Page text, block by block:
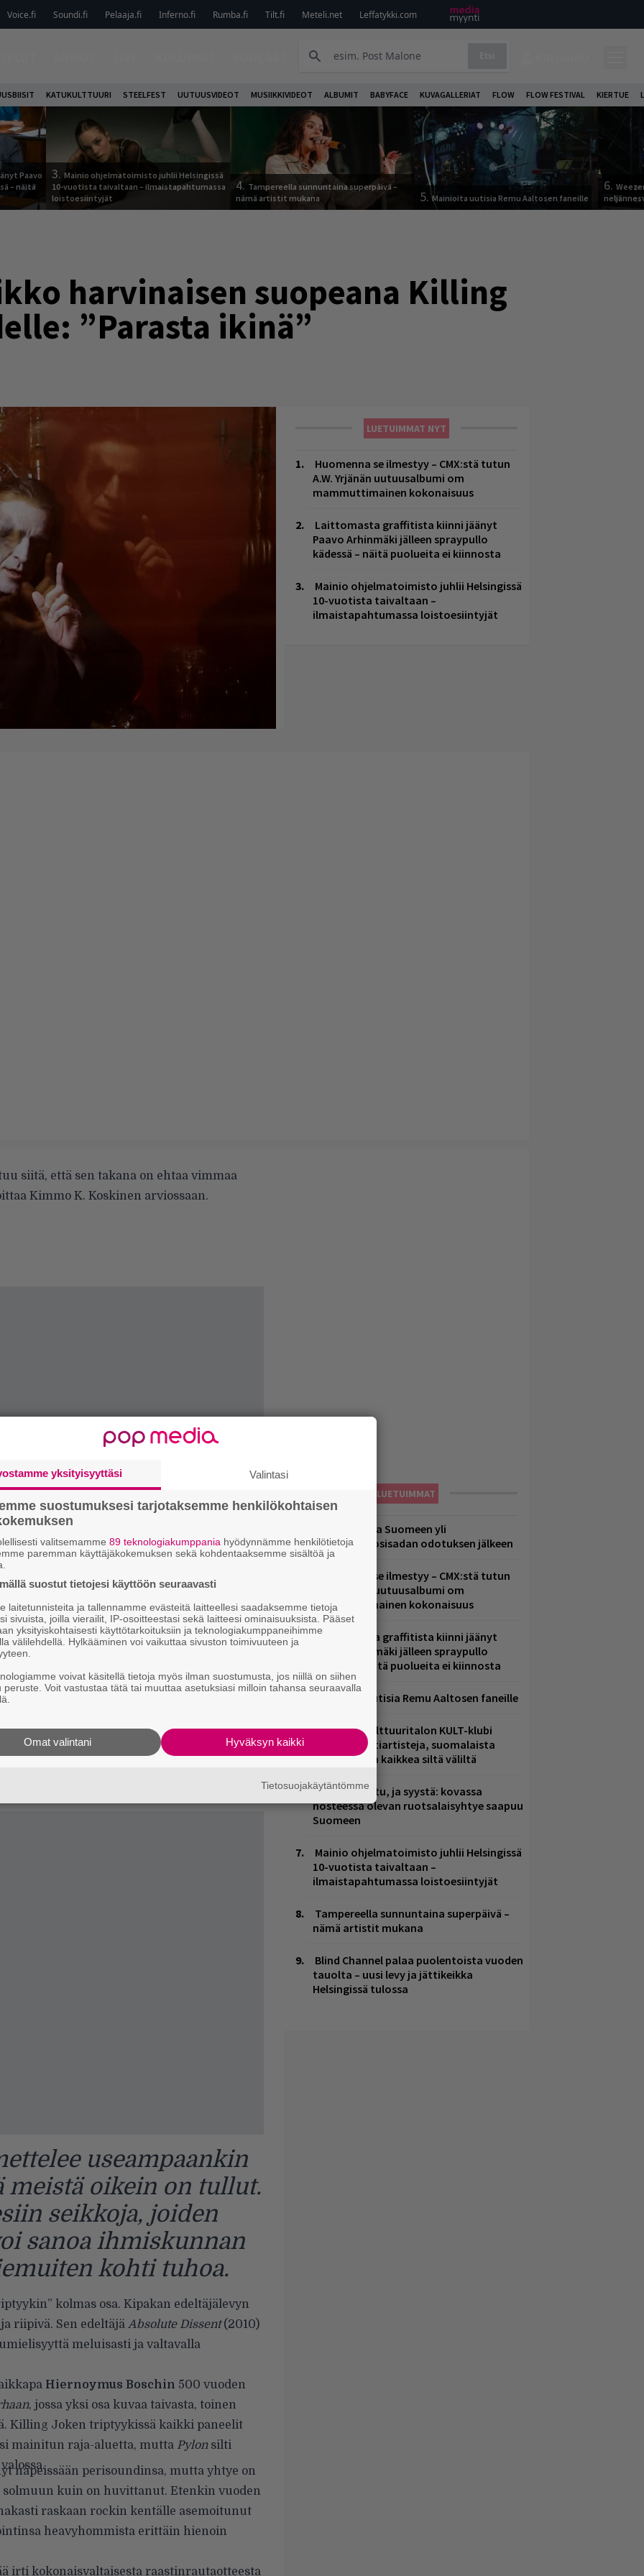
Voice.fi Soundi.fi Pelaaja.fi Inferno.fi Rumba.fi Tilt.fi Meteli.net Leffatykki.com
KATUKULTTUURI STEELFEST UUTUUSVIDEOT MUSIIKKIVIDEOT ALBUMIT BABYFACE KUVAGALLERIAT FLOW FLOW FESTIVAL KIERTUE
Paavo
– näitä
3. Mainio ohjelmatoimisto juhlii Helsingissä
10-vuotista taivaltaan – ilmaistapahtumassa
loistoesiintyjät
4. Tampereella sunnuntaina superpäivä –
nämä artistit mukana
5.Mainioita uutisia Remu Aaltosen faneille
6.
harvinaisen suopeana Killing
”Parasta ikinä”
LUETUIMMAT NYT
Huomenna se ilmestyy – CMX:stä tutun
A.W. Yrjänän uutuusalbumi om
mammuttimainen kokonaisuus
Laittomasta graffitista kiinni jäänyt
Paavo Arhinmäki jälleen spraypullo
kädessä – näitä puolueita ei kiinnosta
Mainio ohjelmatoimisto juhlii Helsingissä
10-vuotista taivaltaan –
ilmaistapahtumassa loistoesiintyjät
siitä, että sen takana on ehtaa vimmaa
Kimmo K. Koskinen arviossaan.
hämmästyttävässä vedossa.
goottilaisen new waven ja postpunkin
Killing Joke on ällistyttävä yhtye. Muutaman
1978 toiminut kopla tekee
albumillaan.
on resonoinut ilmeisen hyvin. Nyt
kertaa yhteisellä asialla – ja
useampaankin
meistä oikein on tullut.
seikkoja, joiden
sanoa ihmiskunnan
kohti tuhoa.
kolmas osa. Kipakan edeltäjälevyn
riipivä. Sen edeltäjä Absolute Dissent(2010)
meluisasti ja valtavalla
Hiernoymus Boschin 500 vuoden
, jossa yksi osa kuvaa taivasta, toinen
Killing Joken triptyykissä kaikki paneelit
mainitun raja-aluetta, mutta Pylonsilti
näpeissään perisoundinsa, mutta yhtye on
kuin on huvittanut. Etenkin vuoden
raskaan rockin kentälle asemoitunut
heavyhommista erittäin hienoin
irti kokonaisvaltaisesta raastinrautaotteesta
LUETUIMMAT
Weezer palaa Suomeen yli
neljännesvuosisadan odotuksen jälkeen
Huomenna se ilmestyy – CMX:stä tutun
A.W. Yrjänän uutuusalbumi om
mammuttimainen kokonaisuus
Laittomasta graffitista kiinni jäänyt
Paavo Arhinmäki jälleen spraypullo
kädessä – näitä puolueita ei kiinnosta
Mainioita uutisia Remu Aaltosen faneille
Helsingin Kulttuuritalon KULT-klubi
tarjoaa kulttiartisteja, suomalaista
osaamista ja kaikkea siltä väliltä
Kent mainittu, ja syystä: kovassa
nosteessa olevan ruotsalaisyhtye saapuu
Suomeen
Mainio ohjelmatoimisto juhlii Helsingissä
10-vuotista taivaltaan –
ilmaistapahtumassa loistoesiintyjät
Tampereella sunnuntaina superpäivä –
nämä artistit mukana
Blind Channel palaa puolentoista vuoden
tauolta – uusi levy ja jättikeikka
Helsingissä tulossa
yksityisyyttäsi Valintasi
suostumuksesi tarjotaksemme henkilökohtaisen
valitsemamme 89 teknologiakumppania hyödynnämme henkilötietoja
paremman käyttäjäkokemuksen sekä kohdentaaksemme sisältöä ja
suostut tietojesi käyttöön seuraavasti
laitetunnisteita ja tallennamme evästeitä laitteellesi saadaksemme tietoja
sivuista, joilla vierailit, IP-osoitteestasi sekä laitteesi ominaisuuksista. Pääset
yksityiskohtaisesti käyttötarkoituksiin ja teknologiakumppaneihimme
välilehdellä. Hylkääminen voi vaikuttaa sivuston toimivuuteen ja
voivat käsitellä tietoja myös ilman suostumusta, jos niillä on siihen
peruste. Voit vastustaa tätä tai muuttaa asetuksiasi milloin tahansa seuraavalla
Hyväksyn kaikki
Omat valintani
Tietosuojakäytäntömme